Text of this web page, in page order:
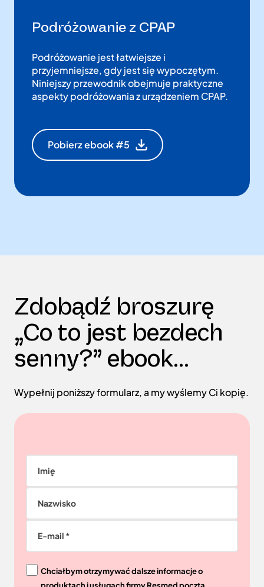
Podróżowanie z CPAP
Podróżowanie jest łatwiejsze i
przyjemniejsze, gdy jest się wypoczętym.
Niniejszy przewodnik obejmuje praktyczne
aspekty podróżowania z urządzeniem CPAP.
Pobierz ebook #5
Zdobądź broszurę
„Co to jest bezdech
senny?” ebook...
Wypełnij poniższy formularz, a my wyślemy Ci kopię.
Imię
Nazwisko
E-mail *
Chciałbym otrzymywać dalsze informacje o
produktach i usługach firmy Resmed pocztą